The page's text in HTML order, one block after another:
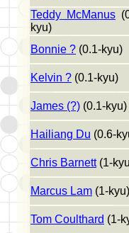
Teddy McManus
kyu)
Bonnie ? (0.1-kyu)
Kelvin ? (0.1-kyu)
James (?) (0.1-kyu)
Hailiang Du (0.6-
Chris Barnett(1-
Marcus Lam (1-kyu)
Tom Coulthard (1-